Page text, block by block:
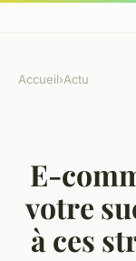
Accueil›Actu
E-
votre
à ces